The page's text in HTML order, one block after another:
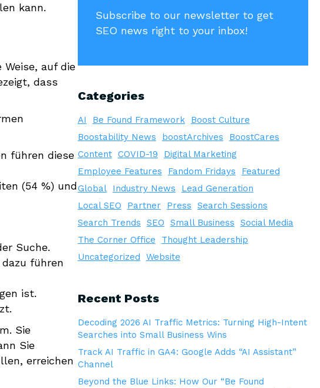
kann.
auf die
dass
führen diese
(54 %) und
Suche.
führen
ist.
Sie
Sie
erreichen
Subscribe to our newsletter to get
SEO news right to your inbox!
Categories
AI Be Found Framework
Boost Culture
Boostability News
boostArchives
BoostCares
Content COVID-19
Digital Marketing
Employee Features
Fandom Fridays
Featured
Global
Industry News
Lead Generation
Local SEO
Partner Press
Search Sessions
Search Trends
SEO Small Business
Social Media
The Corner Office
Thought Leadership
Uncategorized
Website
Recent Posts
Decoding 2026 AI Traffic Metrics: Turning High-Intent
Searches into Small Business Wins
Track AI Traffic in GA4: Google Adds “AI Assistant”
Channel
Beyond the Blue Links: How Our “Be Found